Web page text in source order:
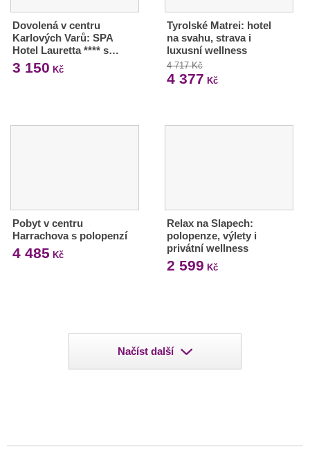
Dovolená v centru
Karlových Varů: SPA
Hotel Lauretta **** s…
3 150 Kč
Tyrolské Matrei: hotel
na svahu, strava i
luxusní wellness
4 717 Kč
4 377 Kč
Pobyt v centru
Harrachova s polopenzí
4 485 Kč
Relax na Slapech:
polopenze, výlety i
privátní wellness
2 599 Kč
Načíst další